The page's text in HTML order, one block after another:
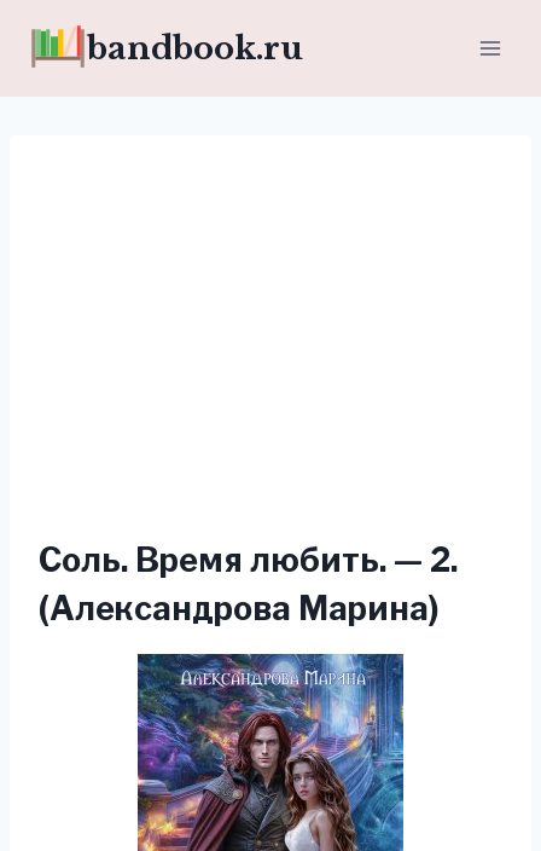
bandbook.ru
Соль. Время любить. — 2.
(Александрова Марина)